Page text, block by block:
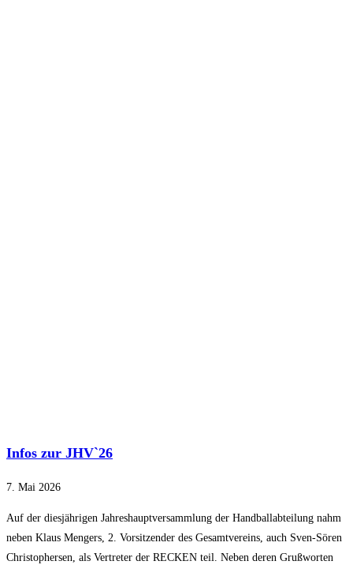
Infos zur JHV`26
7. Mai 2026
Auf der diesjährigen Jahreshauptversammlung der Handballabteilung nahm
neben Klaus Mengers, 2. Vorsitzender des Gesamtvereins, auch Sven-Sören
Christophersen, als Vertreter der RECKEN teil. Neben deren Grußworten